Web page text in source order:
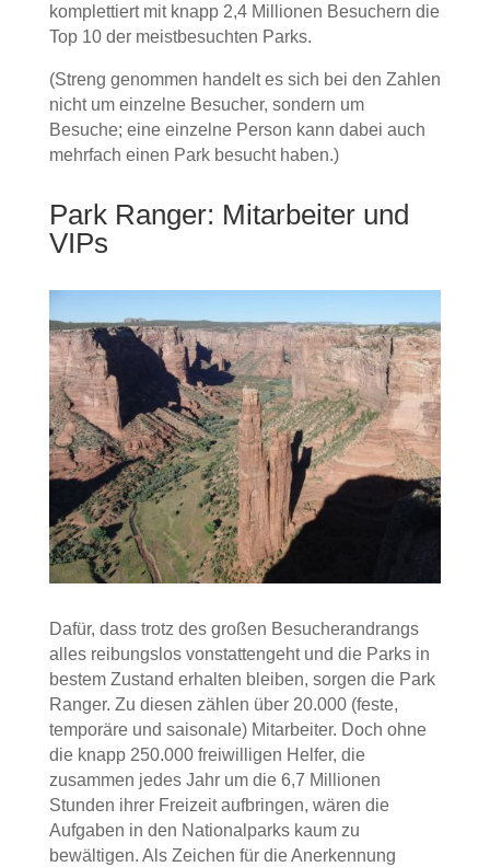
komplettiert mit knapp 2,4 Millionen Besuchern die
Top 10 der meistbesuchten Parks.
(Streng genommen handelt es sich bei den Zahlen
nicht um einzelne Besucher, sondern um
Besuche; eine einzelne Person kann dabei auch
mehrfach einen Park besucht haben.)
Park Ranger: Mitarbeiter und
VIPs
Dafür, dass trotz des großen Besucherandrangs
alles reibungslos vonstattengeht und die Parks in
bestem Zustand erhalten bleiben, sorgen die Park
Ranger. Zu diesen zählen über 20.000 (feste,
temporäre und saisonale) Mitarbeiter. Doch ohne
die knapp 250.000 freiwilligen Helfer, die
zusammen jedes Jahr um die 6,7 Millionen
Stunden ihrer Freizeit aufbringen, wären die
Aufgaben in den Nationalparks kaum zu
bewältigen. Als Zeichen für die Anerkennung